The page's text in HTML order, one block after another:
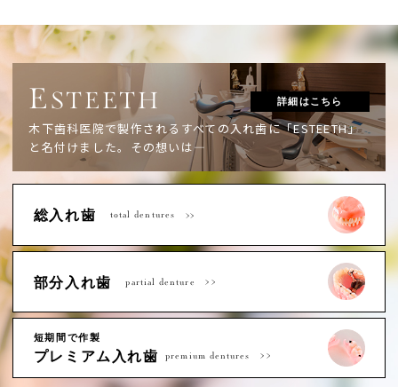
E STEETH
木下歯科医院で製作されるすべての入れ歯に「ESTEETH」
と名付けました。 その想いは―
詳細はこちら
総入れ歯 total dentures
部分入れ歯 partial denture
短期間で作製
プレミアム入れ歯 premium dentures